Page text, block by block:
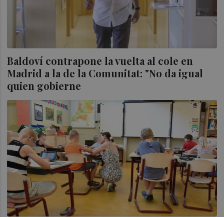
Baldoví contrapone la vuelta al cole en
Madrid a la de la Comunitat: "No da igual
quien gobierne